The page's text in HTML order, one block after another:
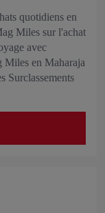
quotidiens en
Miles sur l'achat
avec
Miles en Maharaja
Surclassements